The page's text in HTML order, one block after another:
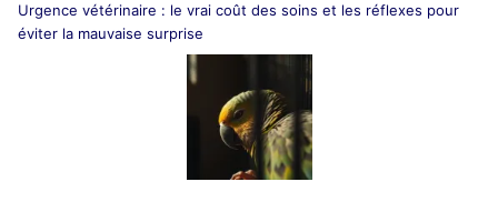
Urgence vétérinaire : le vrai coût des soins et les réflexes pour
éviter la mauvaise surprise